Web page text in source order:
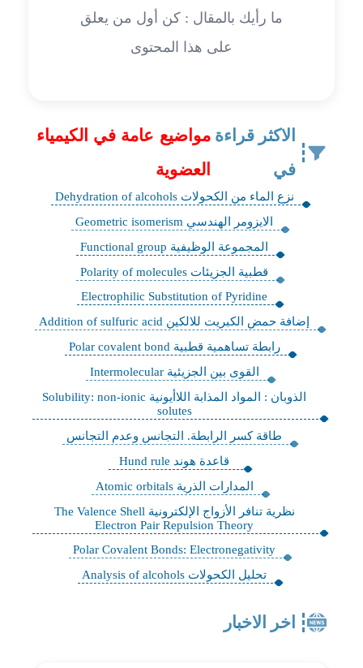
ما رأيك بالمقال : كن أول من يعلق
على هذا المحتوى
الاكثر قراءة
في
مواضيع عامة في الكيمياء
العضوية
نزع الماء من الكحولات Dehydration of alcohols
الايزومر الهندسي Geometric isomerism
المجموعة الوظيفية Functional group
قطبية الجزيئات Polarity of molecules
Electrophilic Substitution of Pyridine
إضافة حمض الكبريت للالكين Addition of sulfuric acid
رابطة تساهمية قطبية Polar covalent bond
القوى بين الجزيئية Intermolecular
الذوبان : المواد المذابة اللاأيونية Solubility: non-ionic
solutes
طاقة كسر الرابطة. التجانس وعدم التجانس
قاعدة هوند Hund rule
المدارات الذرية Atomic orbitals
نظرية تنافر الأزواج الإلكترونية The Valence Shell
Electron Pair Repulsion Theory
Polar Covalent Bonds: Electronegativity
تحليل الكحولات Analysis of alcohols
اخر الاخبار